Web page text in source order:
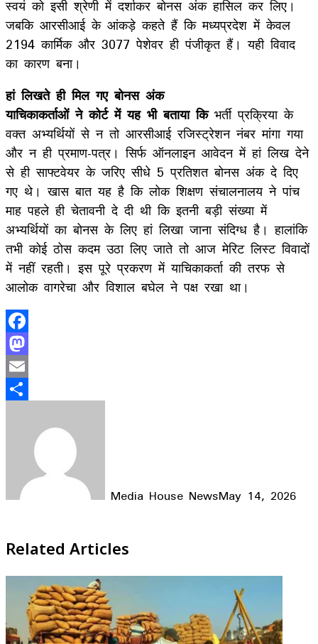
जबकि आरसीआई के आंकड़े कहते हैं कि मध्यप्रदेश में केवल
2194 कार्मिक और 3077 पेशेवर ही पंजीकृत हैं। यही विवाद
का कारण बना।
हां लिखते ही मिल गए बोनस अंक
याचिकाकर्ताओं ने कोर्ट में यह भी बताया किभर्ती प्रक्रिया के
वक्त अभ्यर्थियों से न तो आरसीआई रजिस्ट्रेशन नंबर मांगा गया
और न ही प्रमाण-पत्र। सिर्फ ऑनलाइन आवेदन में हां लिख देने
से ही साफ्टवेयर के जरिए सीधे 5 प्रतिशत बोनस अंक दे दिए
गए थे। खास बात यह है कि लोक शिक्षण संचालनालय ने पांच
माह पहले ही चेतावनी दे दी थी कि इतनी बड़ी संख्या में
अभ्यर्थियों का बोनस के लिए हां लिखा जाना संदिग्ध है। हालांकि
तभी कोई ठोस कदम उठा लिए जाते तो आज मेरिट लिस्ट विवादों
में नहीं रहती। इस पूरे प्रकरण में याचिकाकर्ता की तरफ से
आलोक वागरेचा और विशाल बघेल ने पक्ष रखा था।
Facebook
Mastodon
Email
Media House NewsMay 14, 2026
Related Articles